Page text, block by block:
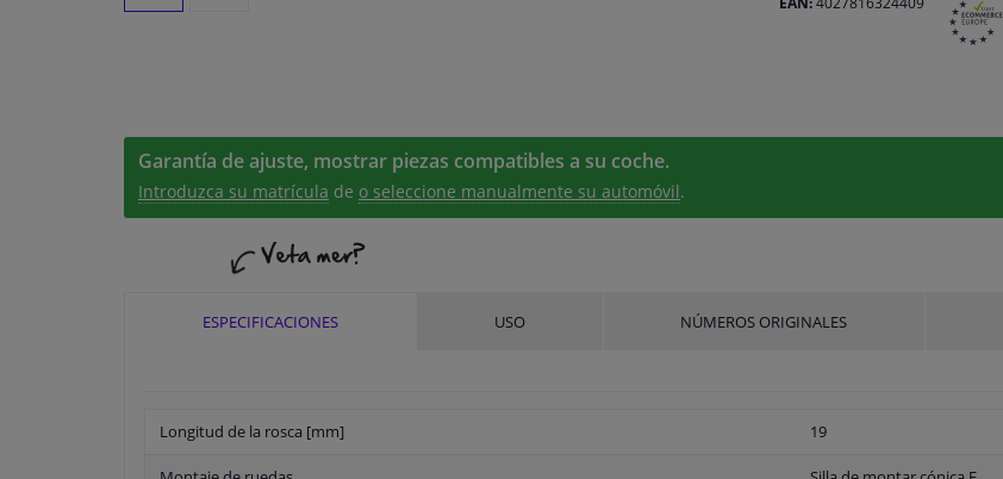
Garantía de ajuste, mostrar piezas compatibles a su coche.
Introduzca su matrícula de o seleccione manualmente su automóvil.
ESPECIFICACIONES USO NÚMEROS ORIGINALES
Longitud de la rosca [mm] 19